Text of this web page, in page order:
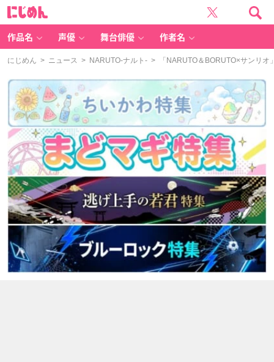
作品名 声優 舞台俳優 作者名
にじめん > ニュース > NARUTO-ナルト- > 「NARUTO＆BORUTO×サンリオ